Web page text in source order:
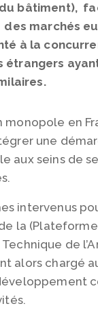
bâtiment),
des marchés
à la
étrangers
monopole en
une
aux seins de
intervenus
la
de
alors chargé